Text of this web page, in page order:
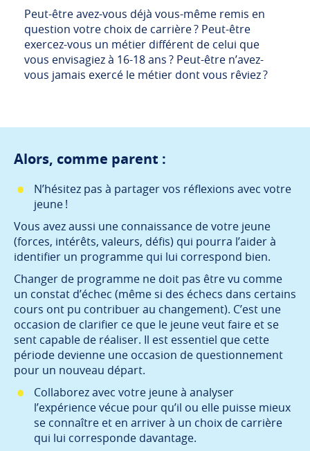
Peut-être avez-vous déjà vous-même remis en
question votre choix de carrière ? Peut-être
exercez-vous un métier différent de celui que
vous envisagiez à 16-18 ans ? Peut-être n’avez-
vous jamais exercé le métier dont vous rêviez ?
Alors, comme parent :
N’hésitez pas à partager vos réflexions avec votre
jeune !
Vous avez aussi une connaissance de votre jeune
(forces, intérêts, valeurs, défis) qui pourra l’aider à
identifier un programme qui lui correspond bien.
Changer de programme ne doit pas être vu comme
un constat d’échec (même si des échecs dans certains
cours ont pu contribuer au changement). C’est une
occasion de clarifier ce que le jeune veut faire et se
sent capable de réaliser. Il est essentiel que cette
période devienne une occasion de questionnement
pour un nouveau départ.
Collaborez avec votre jeune à analyser
l’expérience vécue pour qu’il ou elle puisse mieux
se connaître et en arriver à un choix de carrière
qui lui corresponde davantage.